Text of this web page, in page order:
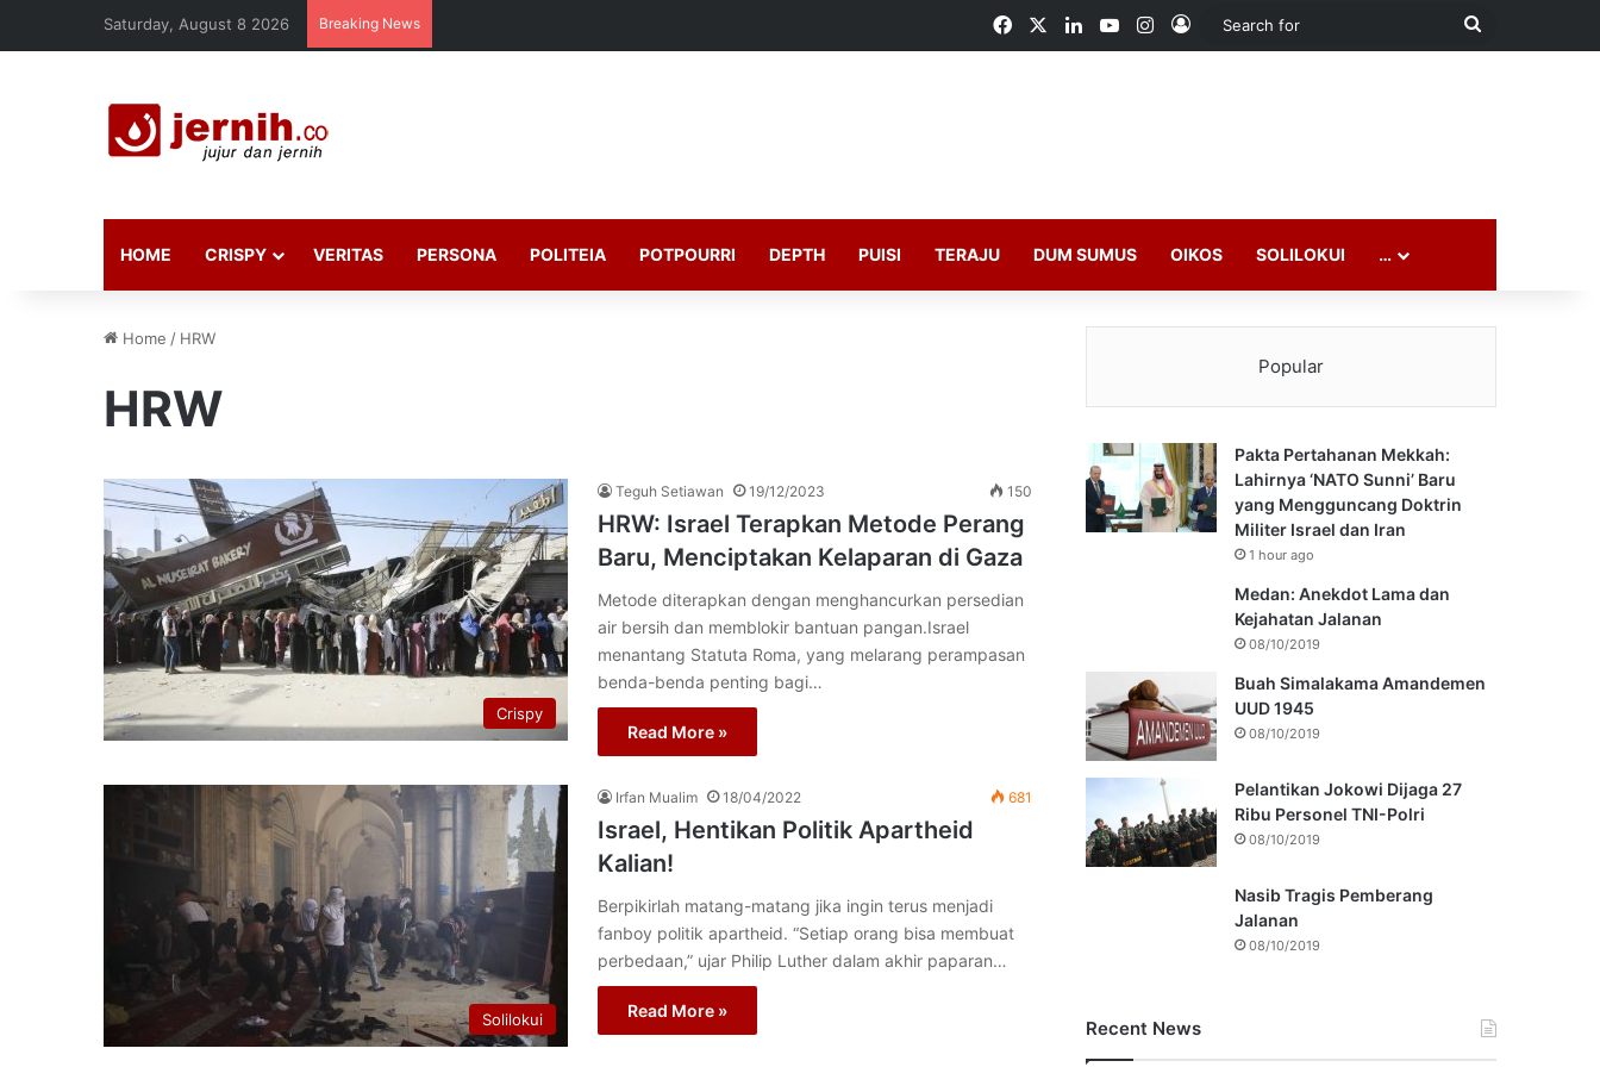
Saturday, August 8 2026 Breaking News FacebookLinkedInYouTubeInstagram
Log In
Search
HOME CRISPY VERITAS PERSONA POLITEIA POTPOURRI DEPTH PUISI TERAJU DUM SUMUS OIKOS SOLILOKUI …
Home / HRW
HRW
Crispy
Teguh Setiawan 19/12/2023 150
HRW: Israel Terapkan Metode Perang
Baru, Menciptakan Kelaparan di Gaza
Metode diterapkan dengan menghancurkan persedian
air bersih dan memblokir bantuan pangan.Israel
menantang Statuta Roma, yang melarang perampasan
benda-benda penting bagi…
Read More »
Solilokui
Irfan Mualim 18/04/2022 681
Israel, Hentikan Politik Apartheid
Kalian!
Berpikirlah matang-matang jika ingin terus menjadi
fanboy politik apartheid. “Setiap orang bisa membuat
perbedaan,” ujar Philip Luther dalam akhir paparan…
Read More »
Popular
Pakta Pertahanan Mekkah:
Lahirnya ‘NATO Sunni’ Baru
yang Mengguncang Doktrin
Militer Israel dan Iran
1 hour ago
Medan: Anekdot Lama dan
Kejahatan Jalanan
08/10/2019
Buah Simalakama Amandemen
UUD 1945
08/10/2019
Pelantikan Jokowi Dijaga 27
Ribu Personel TNI-Polri
08/10/2019
Nasib Tragis Pemberang
Jalanan
08/10/2019
Recent News